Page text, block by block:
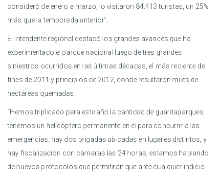
consideró de enero a marzo, lo visitaron 84.413 turistas, un 25%
más que la temporada anterior”.
El Intendente regional destacó los grandes avances que ha
experimentado el parque nacional luego de tres grandes
siniestros ocurridos en las últimas décadas, el más reciente de
fines de 2011 y principios de 2012, donde resultaron miles de
hectáreas quemadas.
“Hemos triplicado para este año la cantidad de guardaparques,
tenemos un helicóptero permanente en él para concurrir a las
emergencias, hay dos brigadas ubicadas en lugares distintos, y
hay fiscalización con cámaras las 24 horas, estamos hablando
de nuevos protocolos que permitirán que ante cualquier indicio